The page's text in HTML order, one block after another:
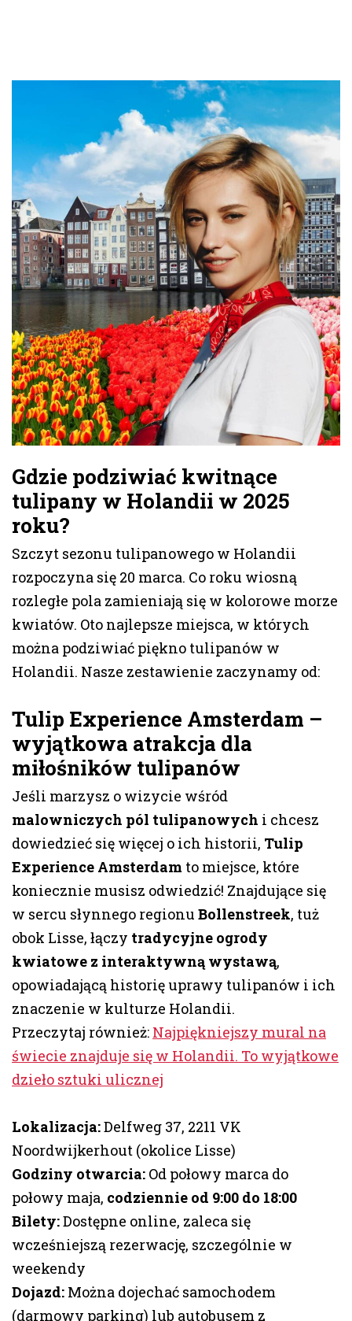
Gdzie podziwiać kwitnące
tulipany w Holandii w 2025
roku?
Szczyt sezonu tulipanowego w Holandii
rozpoczyna się 20 marca. Co roku wiosną
rozległe pola zamieniają się w kolorowe morze
kwiatów. Oto najlepsze miejsca, w których
można podziwiać piękno tulipanów w
Holandii. Nasze zestawienie zaczynamy od:
Tulip Experience Amsterdam –
wyjątkowa atrakcja dla
miłośników tulipanów
Jeśli marzysz o wizycie wśród
malowniczych pól tulipanowych i chcesz
dowiedzieć się więcej o ich historii, Tulip
Experience Amsterdam to miejsce, które
koniecznie musisz odwiedzić! Znajdujące się
w sercu słynnego regionu Bollenstreek, tuż
obok Lisse, łączy tradycyjne ogrody
kwiatowe z interaktywną wystawą,
opowiadającą historię uprawy tulipanów i ich
znaczenie w kulturze Holandii.
Przeczytaj również: Najpiękniejszy mural na
świecie znajduje się w Holandii. To wyjątkowe
dzieło sztuki ulicznej
Lokalizacja:Delfweg 37, 2211 VK
Noordwijkerhout (okolice Lisse)
Godziny otwarcia: Od połowy marca do
połowy maja, codziennie od 9:00 do 18:00
Bilety:Dostępne online, zaleca się
wcześniejszą rezerwację, szczególnie w
weekendy
Dojazd: Można dojechać samochodem
(darmowy parking) lub autobusem z